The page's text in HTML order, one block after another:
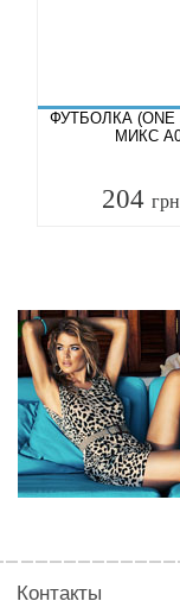
ФУТБОЛКА (ONE
МИКС
204
Контакты